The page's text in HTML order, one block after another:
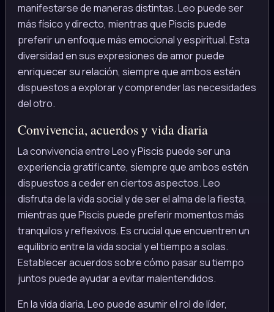
manifestarse de maneras distintas. Leo puede ser
más físico y directo, mientras que Piscis puede
preferir un enfoque más emocional y espiritual. Esta
diversidad en sus expresiones de amor puede
enriquecer su relación, siempre que ambos estén
dispuestos a explorar y comprender las necesidades
del otro.
Convivencia, acuerdos y vida diaria
La convivencia entre Leo y Piscis puede ser una
experiencia gratificante, siempre que ambos estén
dispuestos a ceder en ciertos aspectos. Leo
disfruta de la vida social y de ser el alma de la fiesta,
mientras que Piscis puede preferir momentos más
tranquilos y reflexivos. Es crucial que encuentren un
equilibrio entre la vida social y el tiempo a solas.
Establecer acuerdos sobre cómo pasar su tiempo
juntos puede ayudar a evitar malentendidos.
En la vida diaria, Leo puede asumir el rol de líder,